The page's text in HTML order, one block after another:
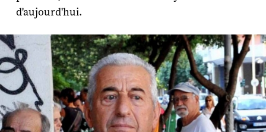
d'aujourd'hui.